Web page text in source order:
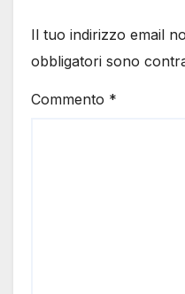
Il tuo indirizzo email
obbligatori sono
Commento *